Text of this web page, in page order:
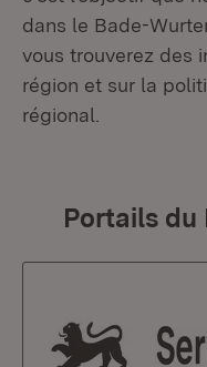
dans le Bade-
vous trouverez des
région et sur la
régional.
Portails du